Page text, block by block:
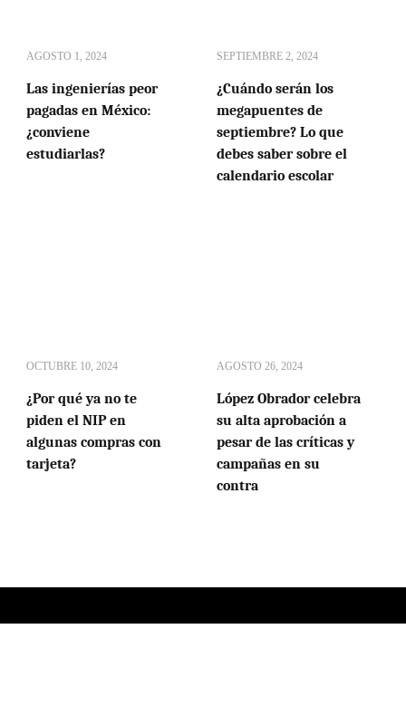
AGOSTO 1, 2024
Las ingenierías peor
pagadas en México:
¿conviene
estudiarlas?
SEPTIEMBRE 2, 2024
¿Cuándo serán los
megapuentes de
septiembre? Lo que
debes saber sobre el
calendario escolar
OCTUBRE 10, 2024
¿Por qué ya no te
piden el NIP en
algunas compras con
tarjeta?
AGOSTO 26, 2024
López Obrador celebra
su alta aprobación a
pesar de las críticas y
campañas en su
contra